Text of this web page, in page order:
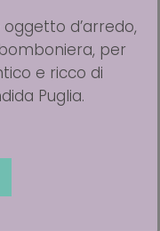
d’arredo,
per
e ricco di
Puglia.